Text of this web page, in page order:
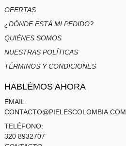
OFERTAS
¿DÓNDE ESTÁ MI PEDIDO?
QUIÉNES SOMOS
NUESTRAS POLÍTICAS
TÉRMINOS Y CONDICIONES
HABLÉMOS AHORA
EMAIL:
CONTACTO@PIELESCOLOMBIA.COM
TELÉFONO:
320 8932707